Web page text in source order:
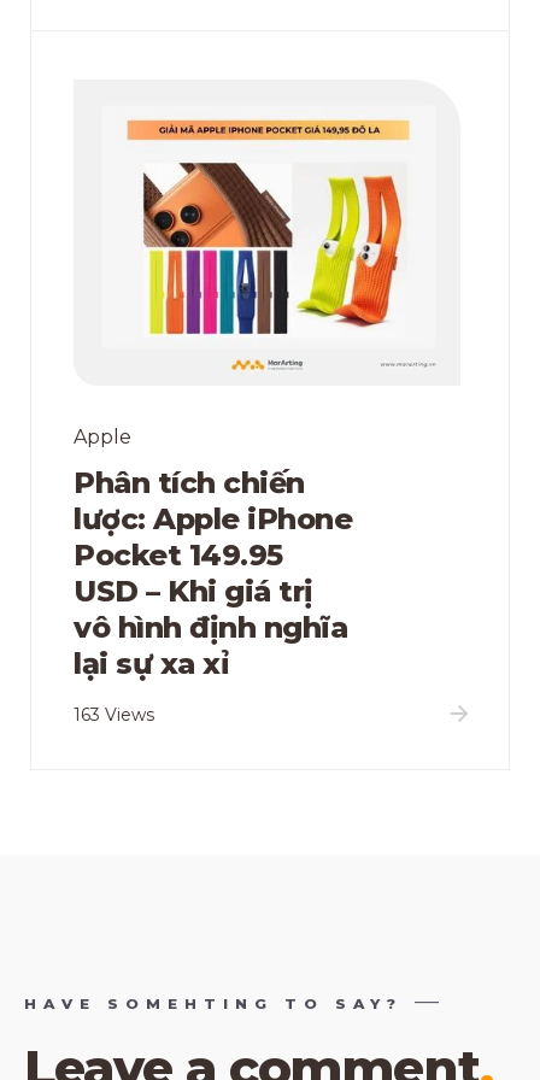
Apple
Phân tích chiến
lược: Apple iPhone
Pocket 149.95
USD – Khi giá trị
vô hình định nghĩa
lại sự xa xỉ
163 Views
HAVE SOMEHTING TO SAY?